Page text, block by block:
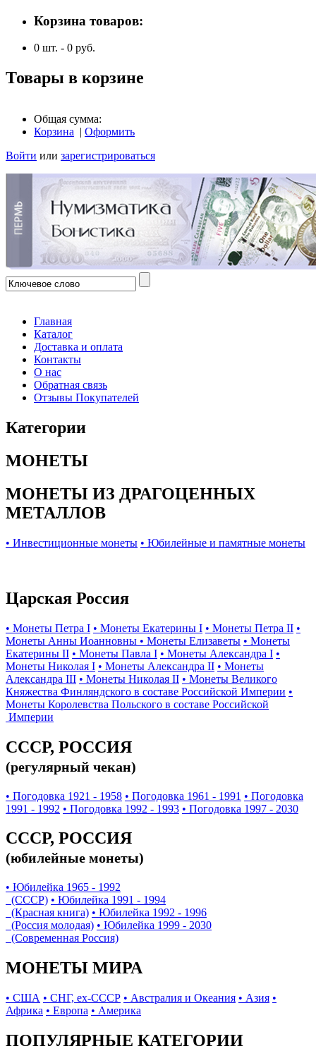
Корзина товаров:
0 шт. - 0 руб.
Товары в корзине
Общая сумма:
Корзина | Оформить
Войти или зарегистрироваться
Главная
Каталог
Доставка и оплата
Контакты
О нас
Обратная связь
Отзывы Покупателей
Категории
МОНЕТЫ
МОНЕТЫ ИЗ ДРАГОЦЕННЫХ
МЕТАЛЛОВ
• Инвестиционные монеты • Юбилейные и памятные монеты
Царская Россия
• Монеты Петра I • Монеты Екатерины I • Монеты Петра II •
Монеты Анны Иоанновны • Монеты Елизаветы • Монеты
Екатерины II • Монеты Павла I • Монеты Александра I •
Монеты Николая I • Монеты Александра II • Монеты
Александра III • Монеты Николая II • Монеты Великого
Княжества Финляндского в составе Российской Империи •
Монеты Королевства Польского в составе Российской
Империи
СССР, РОССИЯ
(регулярный чекан)
• Погодовка 1921 - 1958 • Погодовка 1961 - 1991 • Погодовка
1991 - 1992 • Погодовка 1992 - 1993 • Погодовка 1997 - 2030
СССР, РОССИЯ
(юбилейные монеты)
• Юбилейка 1965 - 1992
(СССР) • Юбилейка 1991 - 1994
(Красная книга) • Юбилейка 1992 - 1996
(Россия молодая) • Юбилейка 1999 - 2030
(Современная Россия)
МОНЕТЫ МИРА
• США • СНГ, ex-СССР • Австралия и Океания • Азия •
Африка • Европа • Америка
ПОПУЛЯРНЫЕ КАТЕГОРИИ